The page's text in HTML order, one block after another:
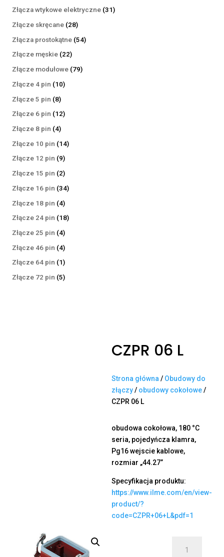
produkty
Złącza wtykowe elektryczne 3131
Złącze skręcane 2828
produktów
Złącza prostokątne 5454
Złącze męskie 2222
produkty
Złącze modułowe 7979
Złącze 4 pin 1010
Złącze 5 pin 88
produktów
Złącze 6 pin 1212
Złącze 8 pin 44
produkty
Złącze 10 pin 1414
Złącze 12 pin 99
produktów
Złącze 15 pin 22
produkty
Złącze 16 pin 3434
Złącze 18 pin 44
produkty
Złącze 24 pin 1818
Złącze 25 pin 44
produkty
Złącze 46 pin 44
produkty
Złącze 64 pin 11
produkt
Złącze 72 pin 55
CZPR 06 L
Strona główna / Obudowy do
złączy/ obudowy cokołowe/
CZPR 06 L
obudowa cokołowa, 180 °C
seria, pojedyńcza klamra,
Pg16 wejscie kablowe,
rozmiar „44.27”
Specyfikacja produktu:
https://www.ilme.com/en/view-
product/?
code=CZPR+06+L&pdf=1
CZPR